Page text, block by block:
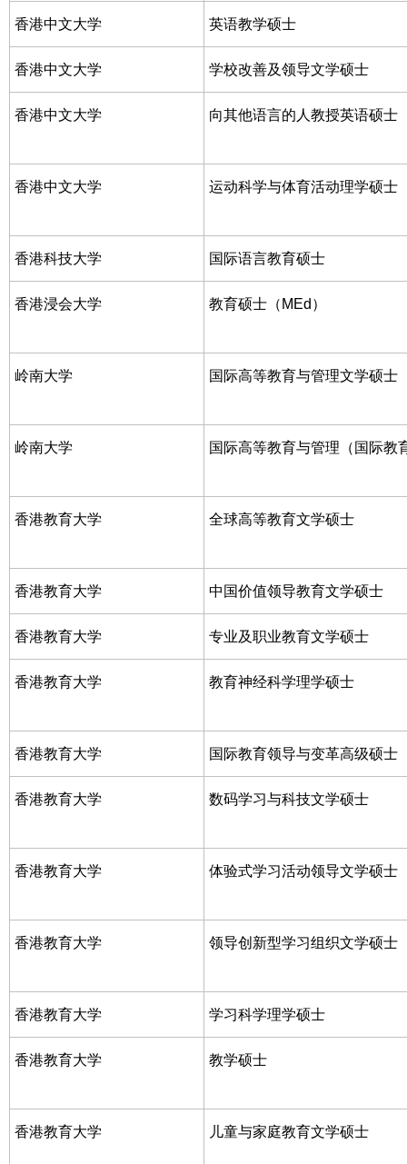
香港中文大学 英语教学硕士
香港中文大学 学校改善及领导文学硕士
香港中文大学 向其他语言的人教授英语硕士
香港中文大学 运动科学与体育活动理学硕士
香港科技大学 国际语言教育硕士
香港浸会大学 教育硕士（MEd）
岭南大学 国际高等教育与管理文学硕士
岭南大学 国际高等教育与管理（国际教
香港教育大学 全球高等教育文学硕士
香港教育大学 中国价值领导教育文学硕士
香港教育大学 专业及职业教育文学硕士
香港教育大学 教育神经科学理学硕士
香港教育大学 国际教育领导与变革高级硕士
香港教育大学 数码学习与科技文学硕士
香港教育大学 体验式学习活动领导文学硕士
香港教育大学 领导创新型学习组织文学硕士
香港教育大学 学习科学理学硕士
香港教育大学 教学硕士
香港教育大学 儿童与家庭教育文学硕士